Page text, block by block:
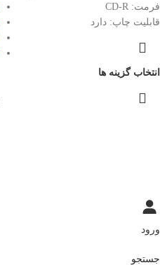
فرمت: CD-R
قابلیت چاپ: دارد
انتخاب گزینه ها
ورود
جستجو